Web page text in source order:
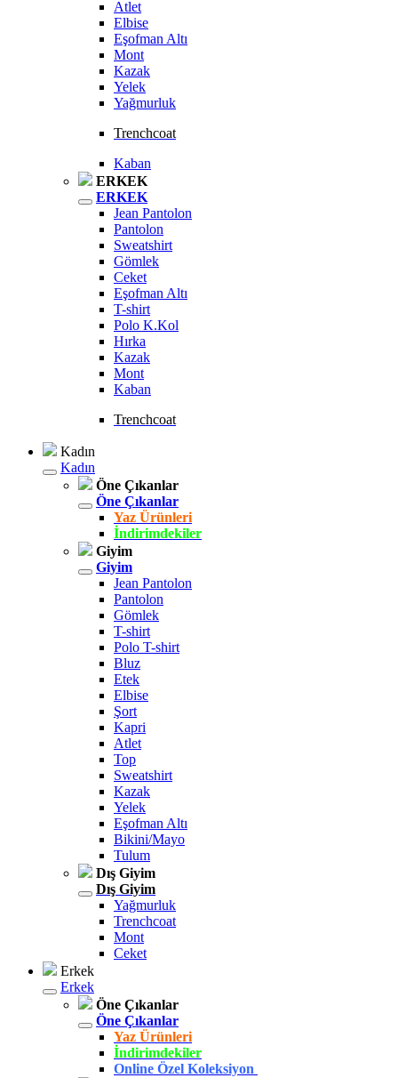
Atlet
Elbise
Eşofman Altı
Mont
Kazak
Yelek
Yağmurluk
Trenchcoat
Kaban
ERKEK
ERKEK
Jean Pantolon
Pantolon
Sweatshirt
Gömlek
Ceket
Eşofman Altı
T-shirt
Polo K.Kol
Hırka
Kazak
Mont
Kaban
Trenchcoat
Kadın
Kadın
Öne Çıkanlar
Öne Çıkanlar
Yaz Ürünleri
İndirimdekiler
Giyim
Giyim
Jean Pantolon
Pantolon
Gömlek
T-shirt
Polo T-shirt
Bluz
Etek
Elbise
Şort
Kapri
Atlet
Top
Sweatshirt
Kazak
Yelek
Eşofman Altı
Bikini/Mayo
Tulum
Dış Giyim
Dış Giyim
Yağmurluk
Trenchcoat
Mont
Ceket
Erkek
Erkek
Öne Çıkanlar
Öne Çıkanlar
Yaz Ürünleri
İndirimdekiler
Online Özel Koleksiyon